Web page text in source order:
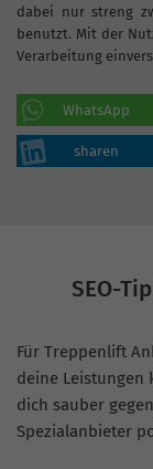
dabei nur streng
benutzt. Mit der
Verarbeitung
WhatsApp
sharen
SEO-
Für Treppenlift
deine Leistungen
dich sauber
Spezialanbieter